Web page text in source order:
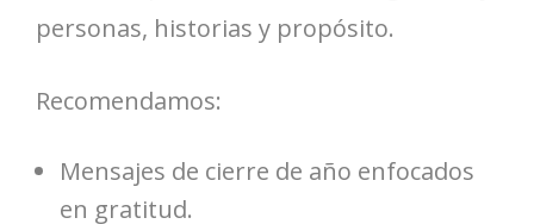
personas, historias y propósito.
Recomendamos:
Mensajes de cierre de año enfocados
en gratitud.